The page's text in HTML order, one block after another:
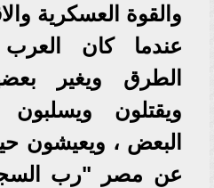
والقوة العسكرية
عندما كان
الطرق ويغير
ويقتلون
البعض ، ويعيشون
عن مصر "رب